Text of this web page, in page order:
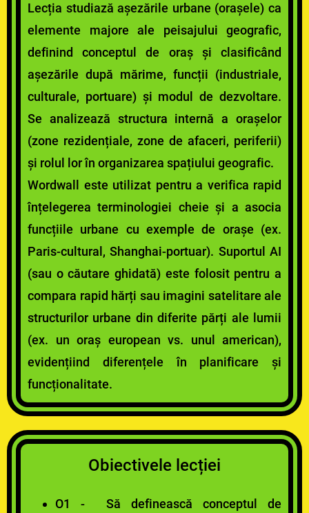
Lecția studiază așezările urbane (orașele) ca
elemente majore ale peisajului geografic,
definind conceptul de oraș și clasificând
așezările după mărime, funcții (industriale,
culturale, portuare) și modul de dezvoltare.
Se analizează structura internă a orașelor
(zone rezidențiale, zone de afaceri, periferii)
și rolul lor în organizarea spațiului geografic.
Wordwall este utilizat pentru a verifica rapid
înțelegerea terminologiei cheie și a asocia
funcțiile urbane cu exemple de orașe (ex.
Paris-cultural, Shanghai-portuar). Suportul AI
(sau o căutare ghidată) este folosit pentru a
compara rapid hărți sau imagini satelitare ale
structurilor urbane din diferite părți ale lumii
(ex. un oraș european vs. unul american),
evidențiind diferențele în planificare și
funcționalitate.
Obiectivele lecției
O1 - Să definească conceptul de